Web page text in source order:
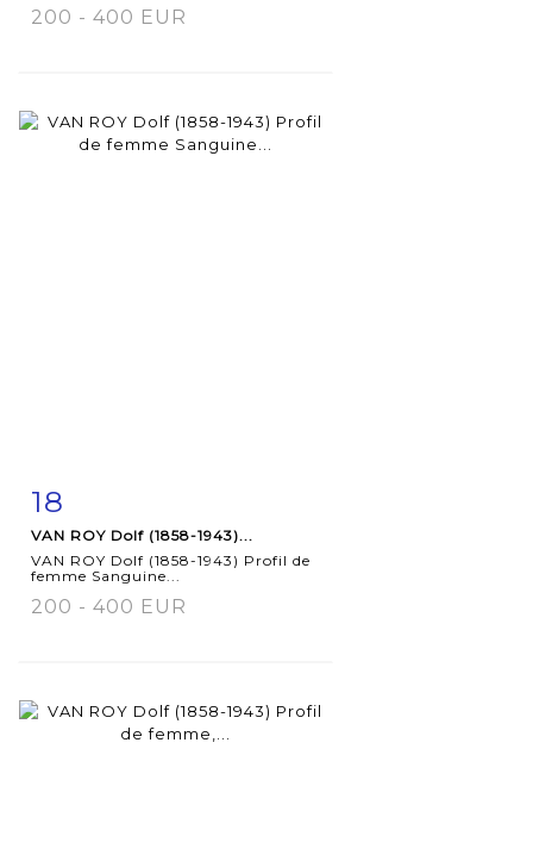
200 - 400 EUR
Item detail
18
VAN ROY Dolf (1858-1943)...
VAN ROY Dolf (1858-1943) Profil de
femme Sanguine...
200 - 400 EUR